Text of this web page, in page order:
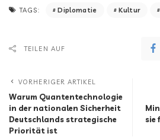
TAGS: Diplomatie Kultur
TEILEN AUF
VORHERIGER ARTIKEL
Warum Quantentechnologie
in der nationalen Sicherheit
Deutschlands strategische
Priorität ist
sie